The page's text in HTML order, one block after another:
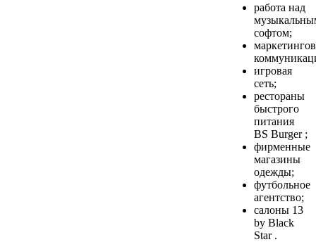
работа над
софтом;
игровая
сеть;
рестораны
быстрого
питания
BS Burger ;
фирменные
магазины
одежды;
футбольное
агентство;
салоны 13
by Black
Star .